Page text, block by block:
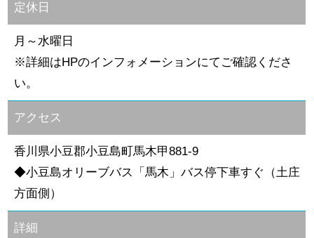
定休日
月～水曜日
※詳細はHPのインフォメーションにてご確認くださ
い。
アクセス
香川県小豆郡小豆島町馬木甲881-9
◆小豆島オリーブバス「馬木」バス停下車すぐ（土庄
方面側）
詳細